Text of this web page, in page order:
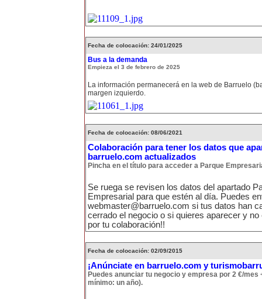
Fecha de colocación: 24/01/2025
Bus a la demanda
Empieza el 3 de febrero de 2025
La información permanecerá en la web de Barruelo
margen izquierdo.
Fecha de colocación: 08/06/2021
Colaboración para tener los datos que
barruelo.com actualizados
Pincha en el título para acceder a Parque
Se ruega se revisen los datos del apartado
Empresarial para que estén al día. Puedes
webmaster@barruelo.com si tus datos han
cerrado el negocio o si quieres aparecer y
por tu colaboración!!
Fecha de colocación: 02/09/2015
¡Anúnciate en barruelo.com y
Puedes anunciar tu negocio y empresa por 2 €/mes
mínimo: un año).